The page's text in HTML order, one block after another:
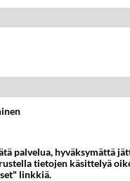
palvelua, hyväksymättä
tietojen käsittelyä
linkkiä.